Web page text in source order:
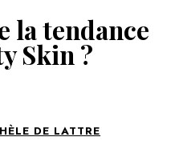
la tendance
Skin ?
DE LATTRE